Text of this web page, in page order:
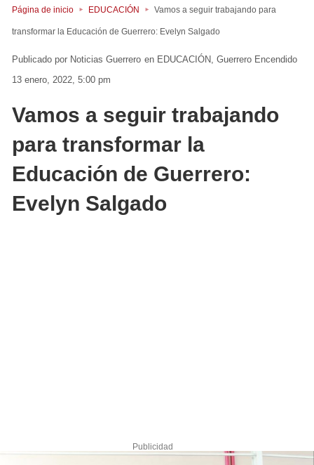
Página de inicio EDUCACIÓN Vamos a seguir trabajando para
transformar la Educación de Guerrero: Evelyn Salgado
Noticias Guerrero en EDUCACIÓN Guerrero Encendido
13 enero, 2022, 5:00 pm
Vamos a seguir trabajando
para transformar la
Educación de Guerrero:
Evelyn Salgado
Publicidad